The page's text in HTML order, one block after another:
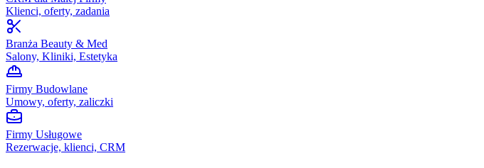
Klienci, oferty, zadania
Branża Beauty & Med
Salony, Kliniki, Estetyka
Firmy Budowlane
Umowy, oferty, zaliczki
Firmy Usługowe
Rezerwacje, klienci, CRM